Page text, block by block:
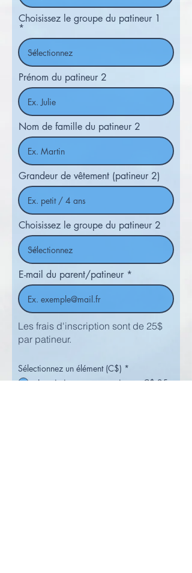
Choisissez le groupe du patineur 1
Prénom du patineur 2
Nom de famille du patineur 2
Grandeur de vêtement (patineur 2)
Choisissez le groupe du patineur 2
E-mail du parent/patineur
Les frais d'inscription sont de 25$
par patineur.
Sélectionnez un élément (C$) *
Inscription pour un patineur - C$ 25